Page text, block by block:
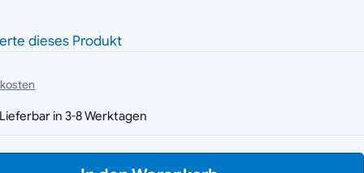
dieses Produkt
Lieferbar in 3-8 Werktagen